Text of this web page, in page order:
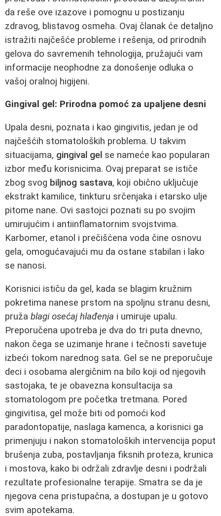
da reše ove izazove i pomognu u postizanju
zdravog, blistavog osmeha. Ovaj članak će detaljno
istražiti najčešće probleme i rešenja, od prirodnih
gelova do savremenih tehnologija, pružajući vam
informacije neophodne za donošenje odluka o
vašoj oralnoj higijeni.
Gingival gel: Prirodna pomoć za upaljene desni
Upala desni, poznata i kao gingivitis, jedan je od
najčešćih stomatoloških problema. U takvim
situacijama, gingival gel se nameće kao popularan
izbor među korisnicima. Ovaj preparat se ističe
zbog svog biljnog sastava, koji obično uključuje
ekstrakt kamilice, tinkturu srčenjaka i etarsko ulje
pitome nane. Ovi sastojci poznati su po svojim
umirujućim i antiinflamatornim svojstvima.
Karbomer, etanol i prečišćena voda čine osnovu
gela, omogućavajući mu da ostane stabilan i lako
se nanosi.
Korisnici ističu da gel, kada se blagim kružnim
pokretima nanese prstom na spoljnu stranu desni,
pruža blagi osećaj hlađenja i umiruje upalu.
Preporučena upotreba je dva do tri puta dnevno,
nakon čega se uzimanje hrane i tečnosti savetuje
izbeći tokom narednog sata. Gel se ne preporučuje
deci i osobama alergičnim na bilo koji od njegovih
sastojaka, te je obavezna konsultacija sa
stomatologom pre početka tretmana. Pored
gingivitisa, gel može biti od pomoći kod
paradontopatije, naslaga kamenca, a korisnici ga
primenjuju i nakon stomatoloških intervencija poput
brušenja zuba, postavljanja fiksnih proteza, krunica
i mostova, kako bi održali zdravlje desni i podržali
rezultate profesionalne terapije. Smatra se da je
njegova cena pristupačna, a dostupan je u gotovo
svim apotekama.